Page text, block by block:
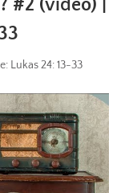
#2 (video) |
Lukas 24: 13-33